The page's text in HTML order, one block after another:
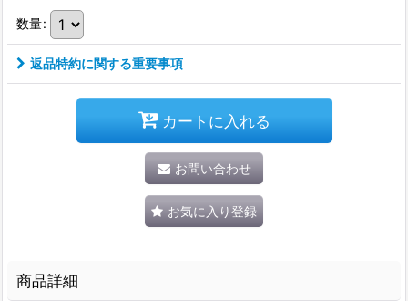
数量:
返品特約に関する重要事項
カートに入れる
お問い合わせ
お気に入り登録
商品詳細